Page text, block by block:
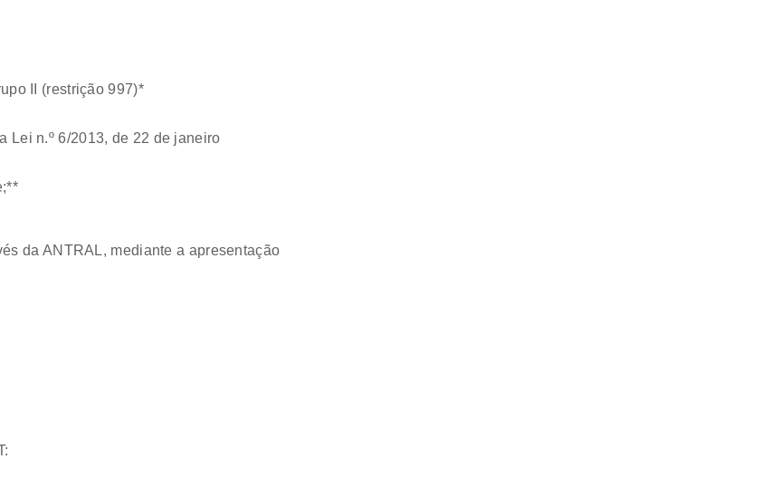
II (restrição 997)*
Lei n.º 6/2013, de 22 de janeiro
da ANTRAL, mediante a apresentação